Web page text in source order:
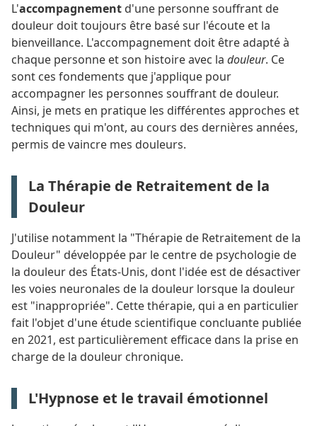
L'accompagnement d'une personne souffrant de
douleur doit toujours être basé sur l'écoute et la
bienveillance. L'accompagnement doit être adapté à
chaque personne et son histoire avec la douleur. Ce
sont ces fondements que j'applique pour
accompagner les personnes souffrant de douleur.
Ainsi, je mets en pratique les différentes approches et
techniques qui m'ont, au cours des dernières années,
permis de vaincre mes douleurs.
La Thérapie de Retraitement de la
Douleur
J'utilise notamment la "Thérapie de Retraitement de la
Douleur" développée par le centre de psychologie de
la douleur des États-Unis, dont l'idée est de désactiver
les voies neuronales de la douleur lorsque la douleur
est "inappropriée". Cette thérapie, qui a en particulier
fait l'objet d'une étude scientifique concluante publiée
en 2021, est particulièrement efficace dans la prise en
charge de la douleur chronique.
L'Hypnose et le travail émotionnel